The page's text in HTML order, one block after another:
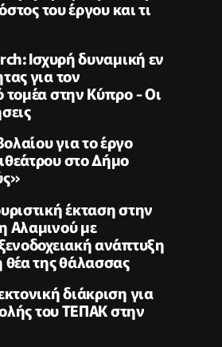
του έργου και τι
Ισχυρή δυναμική εν
για τον
τομέα στην Κύπρο - Οι
για το έργο
στο Δήμο
έκταση στην
Αλαμινού με
ανάπτυξη
της θάλασσας
διάκριση για
του ΤΕΠΑΚ στην